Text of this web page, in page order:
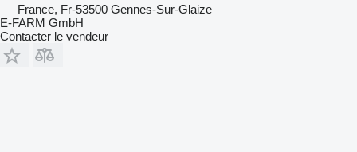
France, Fr-53500 Gennes-Sur-Glaize
E-FARM GmbH
Contacter le vendeur